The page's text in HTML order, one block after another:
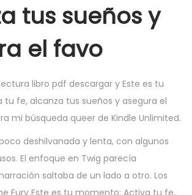
tus sueños y
el favo
libro pdf descargar y Este es tu
fe, alcanza tus sueños y asegura el
mi búsqueda queer de Kindle Unlimited.
deshilvanada y lenta, con algunos
El enfoque en Twig parecía
saltaba de un lado a otro. Los